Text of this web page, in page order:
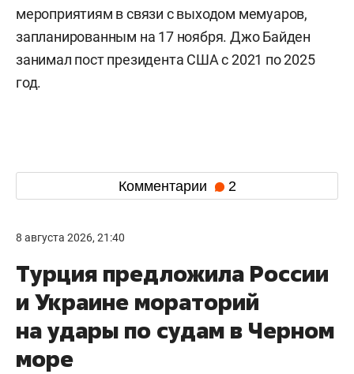
мероприятиям в связи с выходом мемуаров,
запланированным на 17 ноября. Джо Байден
занимал пост президента США с 2021 по 2025
год.
Комментарии 2
8 августа 2026, 21:40
Турция предложила России
и Украине мораторий
на удары по судам в Черном
море